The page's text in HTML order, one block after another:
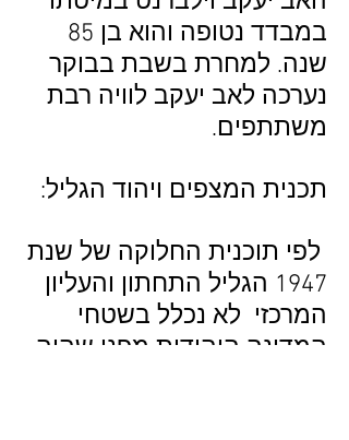
במבדד נטופה והוא בן 85
שנה. למחרת בשבת בבוקר
נערכה לאב יעקב לוויה רבת
משתתפים.
תכנית המצפים ויהוד הגליל:
לפי תוכנית החלוקה של שנת
1947 הגליל התחתון והעליון
המרכזי לא נכלל בשטחי
המדינה היהודית מפני שהיה